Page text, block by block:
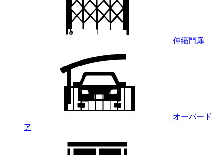
伸縮門扉
オーバード
ア